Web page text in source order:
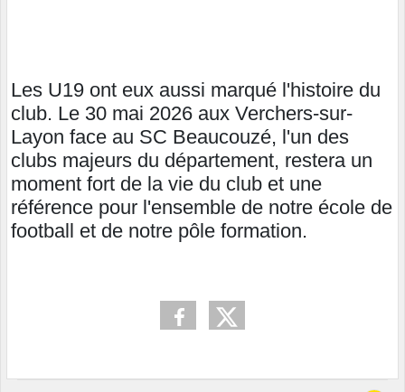
Les U19 ont eux aussi marqué l'histoire du
club. Le 30 mai 2026 aux Verchers-sur-
Layon face au SC Beaucouzé, l'un des
clubs majeurs du département, restera un
moment fort de la vie du club et une
référence pour l'ensemble de notre école de
football et de notre pôle formation.